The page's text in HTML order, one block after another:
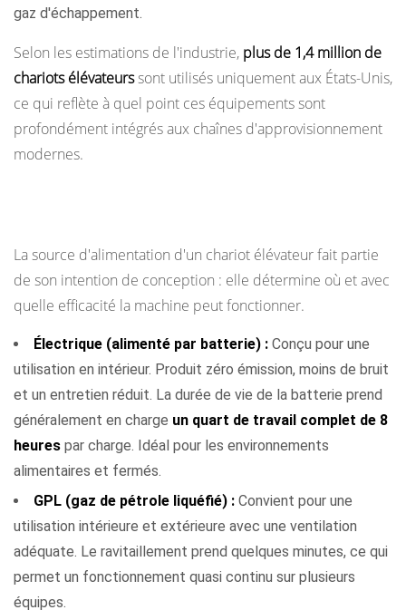
gaz d'échappement.
Selon les estimations de l'industrie, plus de 1,4 million de
chariots élévateurssont utilisés uniquement aux États-Unis,
ce qui reflète à quel point ces équipements sont
profondément intégrés aux chaînes d'approvisionnement
modernes.
La source d'alimentation d'un chariot élévateur fait partie
de son intention de conception : elle détermine où et avec
quelle efficacité la machine peut fonctionner.
Électrique (alimenté par batterie) : Conçu pour une
utilisation en intérieur. Produit zéro émission, moins de bruit
et un entretien réduit. La durée de vie de la batterie prend
généralement en charge un quart de travail complet de 8
heures par charge. Idéal pour les environnements
alimentaires et fermés.
GPL (gaz de pétrole liquéfié) : Convient pour une
utilisation intérieure et extérieure avec une ventilation
adéquate. Le ravitaillement prend quelques minutes, ce qui
permet un fonctionnement quasi continu sur plusieurs
équipes.